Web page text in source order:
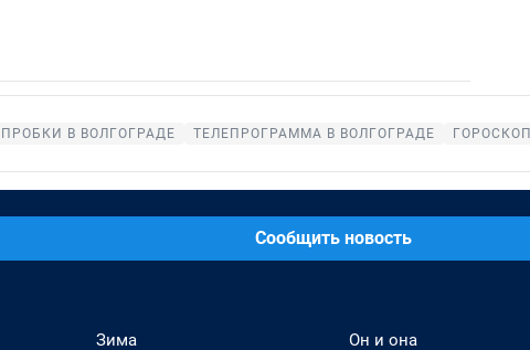
ПРОБКИ В ВОЛГОГРАДЕ ТЕЛЕПРОГРАММА В ВОЛГОГРАДЕ ГОРОСКОП
Сообщить новость
Зима
Он и она